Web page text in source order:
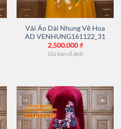
Vải Áo Dài Nhung Vẽ Hoa
AD VENHUNG161122_31
2,500.000₫
Giá bán cố định